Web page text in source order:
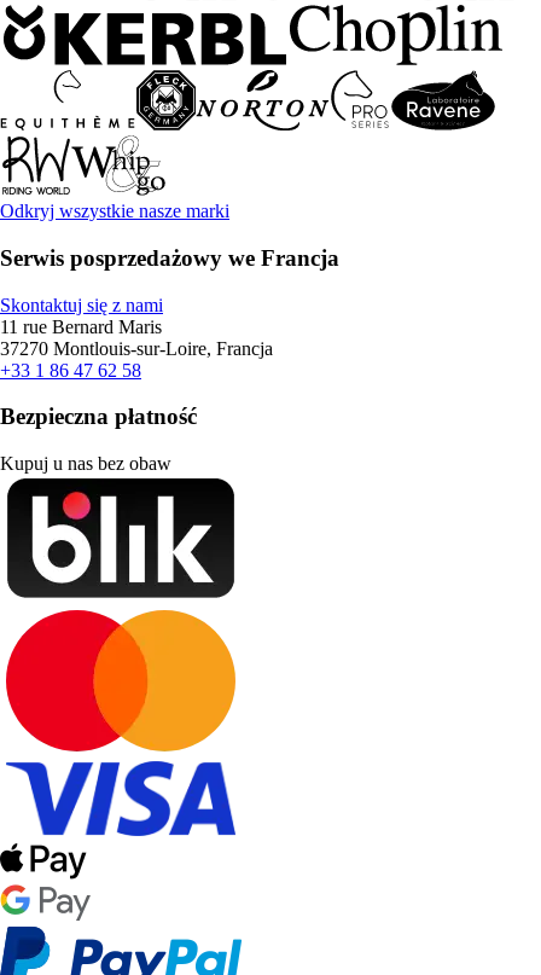
Odkryj wszystkie nasze marki
Serwis posprzedażowy we Francja
Skontaktuj się z nami
11 rue Bernard Maris
37270 Montlouis-sur-Loire, Francja
+33 1 86 47 62 58
Bezpieczna płatność
Kupuj u nas bez obaw